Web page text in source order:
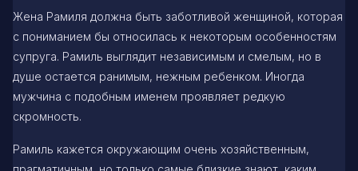
Жена Рамиля должна быть заботливой женщиной, которая
с пониманием бы относилась к некоторым особенностям
супруга. Рамиль выглядит независимым и смелым, но в
душе остается ранимым, нежным ребенком. Иногда
мужчина с подобным именем проявляет редкую
скромность.
Рамиль кажется окружающим очень хозяйственным,